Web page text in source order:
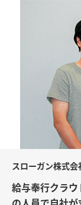
スローガン株式会
給与奉行クラウ